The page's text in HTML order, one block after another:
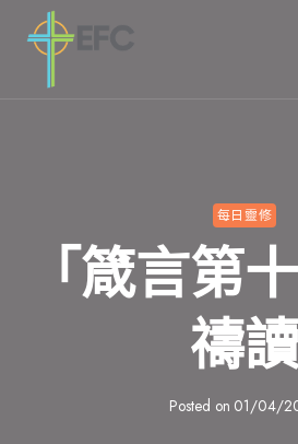
每日靈修
「箴言第
禱讀
Posted on 01/04/